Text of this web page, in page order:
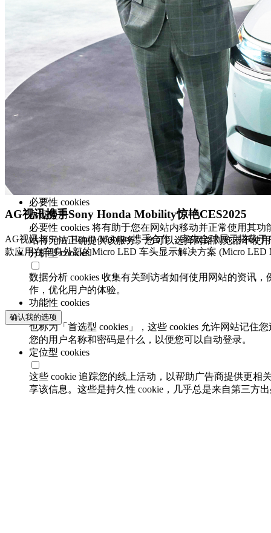
AG视讯携手Sony Honda Mobility惊艳CES2025
AG视讯与Sony Honda Mobility携手合作，率先全球展示搭载
款应用在车身外部的Micro LED 车头显示解决方案 (Micro LED
Cookie，用以增强网站
网站行销与效能。
全部接受
偏好设定
我们重视您的隐私
AG视讯光电和某些第三方在 www.auo.com 上使用 cookie。
权声明 中说明。请点击「全部接受」同意我们使用 cookie，
要性 cookies 除外)。
全部接受
同意选项管理
必要性 cookies
永远使用
必要性 cookies 将有助于您在网站内移动并正常使用其
站将无法正确提供该服务。您可以选择网路浏览器不使
分析型 cookies
数据分析 cookies 收集有关到访者如何使用网站的资讯
作，优化用户的体验。
功能性 cookies
也称为「首选型 cookies」，这些 cookies 允许网站记
您的用户名称和密码是什么，以便您可以自动登录。
定位型 cookies
这些 cookie 追踪您的线上活动，以帮助广告商提供更相
享该信息。这些是持久性 cookie，几乎总是来自第三方
确认我的选项